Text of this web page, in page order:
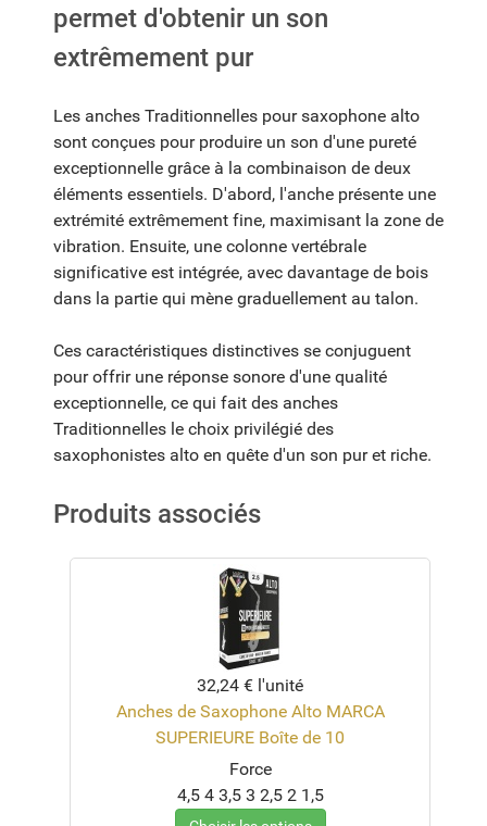
permet d'obtenir un son
extrêmement pur
Les anches Traditionnelles pour saxophone alto
sont conçues pour produire un son d'une pureté
exceptionnelle grâce à la combinaison de deux
éléments essentiels. D'abord, l'anche présente une
extrémité extrêmement fine, maximisant la zone de
vibration. Ensuite, une colonne vertébrale
significative est intégrée, avec davantage de bois
dans la partie qui mène graduellement au talon.
Ces caractéristiques distinctives se conjuguent
pour offrir une réponse sonore d'une qualité
exceptionnelle, ce qui fait des anches
Traditionnelles le choix privilégié des
saxophonistes alto en quête d'un son pur et riche.
Produits associés
32,24 € l'unité
Anches de Saxophone Alto MARCA
SUPERIEURE Boîte de 10
Force
4,5 4 3,5 3 2,5 2 1,5